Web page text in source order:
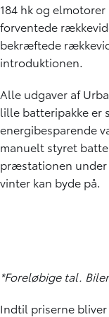
184 hk og
forventede
bekræftede
introduktionen.
Alle udgaver af
lille batteripakke er
energibesparende
manuelt styret
præstationen under
vinter kan byde på.
*Foreløbige tal.
Indtil priserne